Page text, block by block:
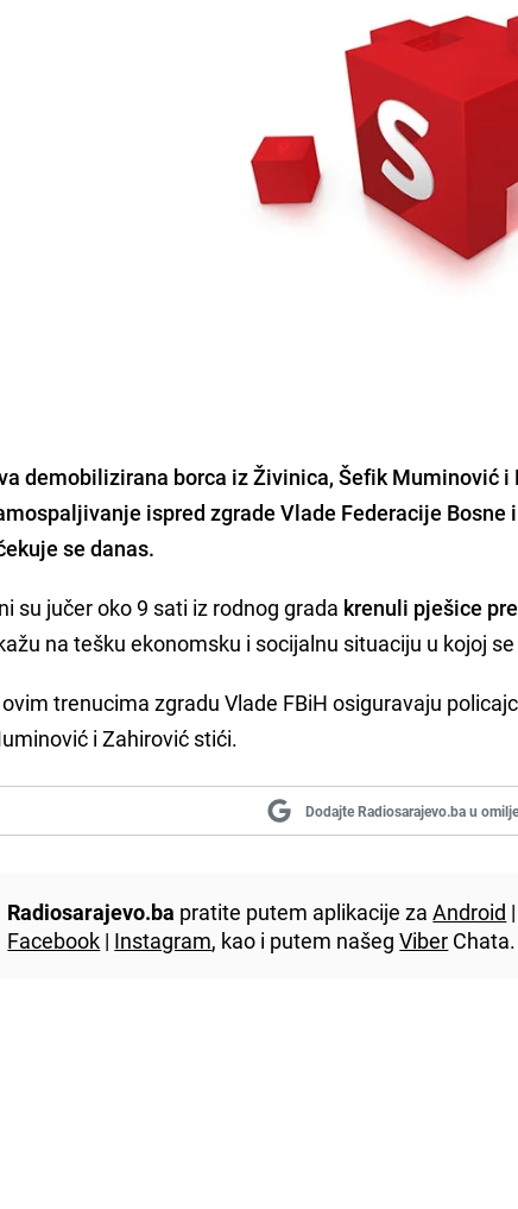
demobilizirana borca iz Živinica,Šefik Muminović i
ispred zgrade Vlade Federacije Bosne
se danas.
su jučer oko 9 sati iz rodnog grada krenuli pješice
na tešku ekonomsku i socijalnu situaciju u kojoj
ovim trenucima zgradu Vlade FBiH osiguravaju
i Zahirović stići.
Dodajte Radiosarajevo.ba u
Radiosarajevo.ba pratite putem aplikacije zaAndroid |
Facebook | Instagram, kao i putem našegViber Chata.